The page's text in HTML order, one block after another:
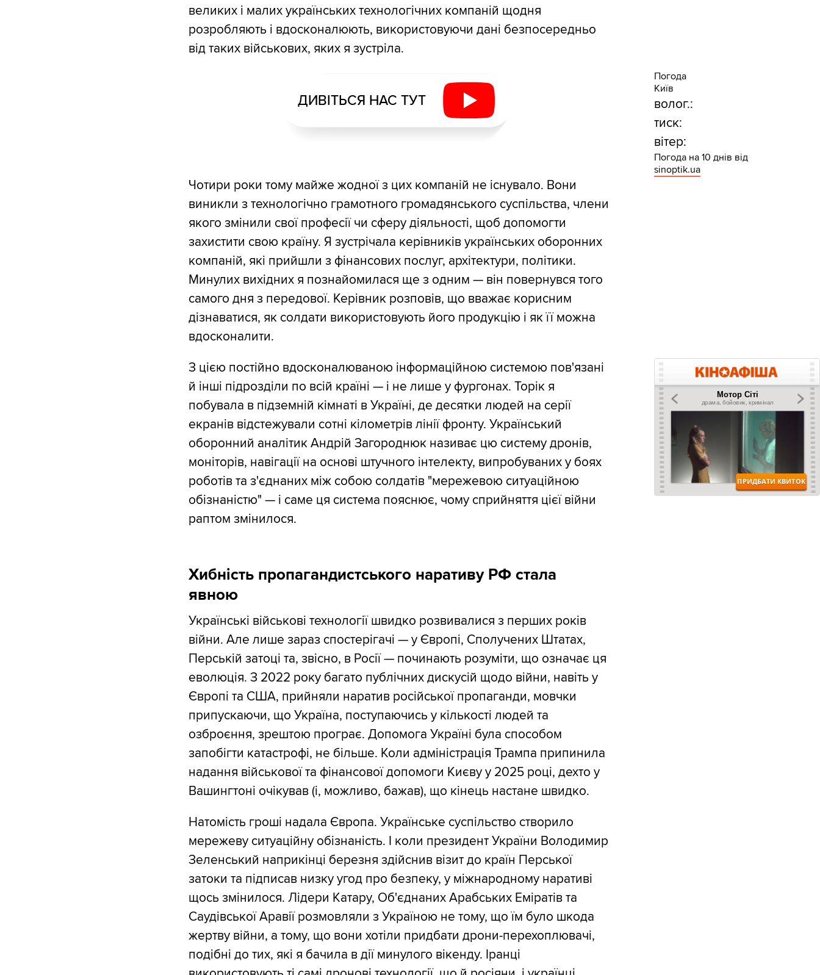
великих і малих українських технологічних компаній щодня
розробляють і вдосконалюють, використовуючи дані безпосередньо
від таких військових, яких я зустріла.
ДИВІТЬСЯ НАС ТУТ
Чотири роки тому майже жодної з цих компаній не існувало. Вони
виникли з технологічно грамотного громадянського суспільства, члени
якого змінили свої професії чи сферу діяльності, щоб допомогти
захистити свою країну. Я зустрічала керівників українських оборонних
компаній, які прийшли з фінансових послуг, архітектури, політики.
Минулих вихідних я познайомилася ще з одним — він повернувся того
самого дня з передової. Керівник розповів, що вважає корисним
дізнаватися, як солдати використовують його продукцію і як її можна
вдосконалити.
З цією постійно вдосконалюваною інформаційною системою пов'язані
й інші підрозділи по всій країні — і не лише у фургонах. Торік я
побувала в підземній кімнаті в Україні, де десятки людей на серії
екранів відстежували сотні кілометрів лінії фронту. Український
оборонний аналітик Андрій Загороднюк називає цю систему дронів,
моніторів, навігації на основі штучного інтелекту, випробуваних у боях
роботів та з'єднаних між собою солдатів "мережевою ситуаційною
обізнаністю" — і саме ця система пояснює, чому сприйняття цієї війни
раптом змінилося.
Хибність пропагандистського наративу РФ стала
явною
Українські військові технології швидко розвивалися з перших років
війни. Але лише зараз спостерігачі — у Європі, Сполучених Штатах,
Перській затоці та, звісно, ​​в Росії — починають розуміти, що означає ця
еволюція. З 2022 року багато публічних дискусій щодо війни, навіть у
Європі та США, прийняли наратив російської пропаганди, мовчки
припускаючи, що Україна, поступаючись у кількості людей та
озброєння, зрештою програє. Допомога Україні була способом
запобігти катастрофі, не більше. Коли адміністрація Трампа припинила
надання військової та фінансової допомоги Києву у 2025 році, дехто у
Вашингтоні очікував (і, можливо, бажав), що кінець настане швидко.
Натомість гроші надала Європа. Українське суспільство створило
мережеву ситуаційну обізнаність. І коли президент України Володимир
Зеленський наприкінці березня здійснив візит до країн Перської
затоки та підписав низку угод про безпеку, у міжнародному наративі
щось змінилося. Лідери Катару, Об'єднаних Арабських Еміратів та
Саудівської Аравії розмовляли з Україною не тому, що їм було шкода
жертву війни, а тому, що вони хотіли придбати дрони-перехоплювачі,
подібні до тих, які я бачила в дії минулого вікенду. Іранці
Погода
Київ
волог.:
тиск:
вітер:
Погода на 10 днів від
sinoptik.ua